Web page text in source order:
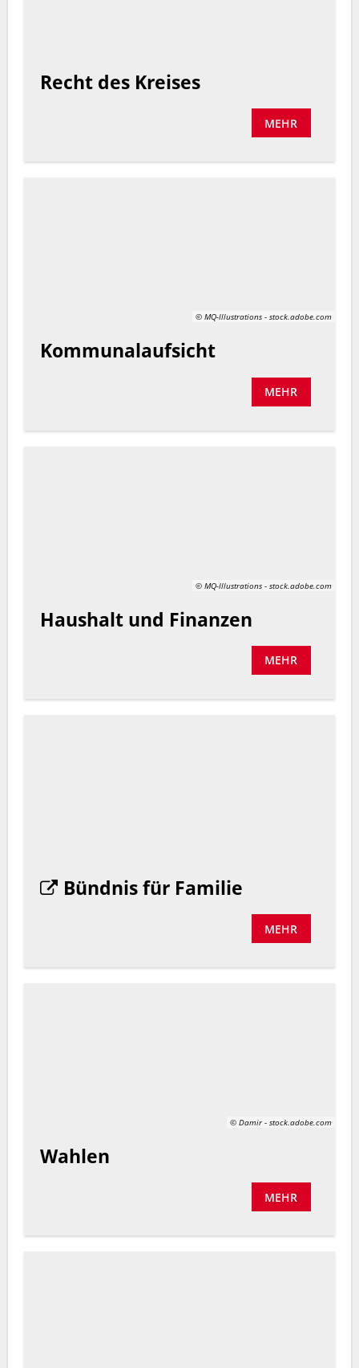
Recht des Kreises
MEHR
© MQ-Illustrations - stock.adobe.com
Kommunalaufsicht
MEHR
© MQ-Illustrations - stock.adobe.com
Haushalt und Finanzen
MEHR
Bündnis für Familie
MEHR
© Damir - stock.adobe.com
Wahlen
MEHR